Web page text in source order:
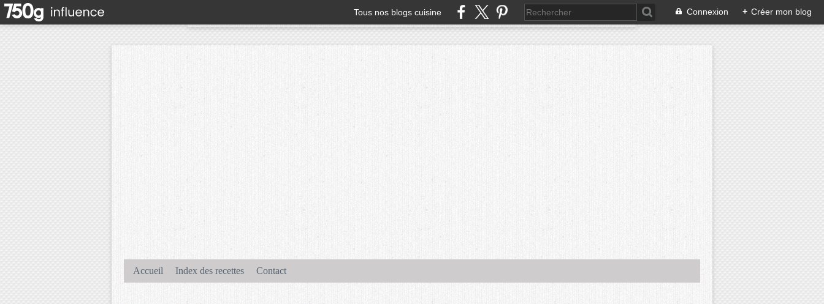
Tous nos blogs cuisine Connexion + Créer mon blog
Accueil Index des recettes Contact